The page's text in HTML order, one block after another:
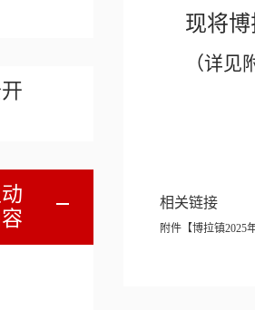
现将
（详见
相关链接
附件【博拉镇2025